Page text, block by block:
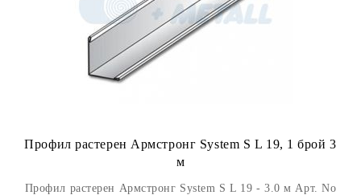
Профил растерен Армстронг System S L 19, 1 брой 3
м
Профил растерен Армстронг System S L 19 - 3.0 м Арт. No